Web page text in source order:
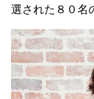
選された８０名